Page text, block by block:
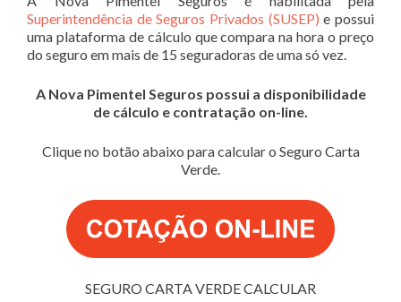
Superintendência de Seguros Privados (SUSEP) e possui
uma plataforma de cálculo que compara na hora o preço
do seguro em mais de 15 seguradoras de uma só vez.
A Nova Pimentel Seguros possui a disponibilidade
de cálculo e contratação on-line.
Clique no botão abaixo para calcular o Seguro Carta
Verde.
SEGURO CARTA VERDE CALCULAR